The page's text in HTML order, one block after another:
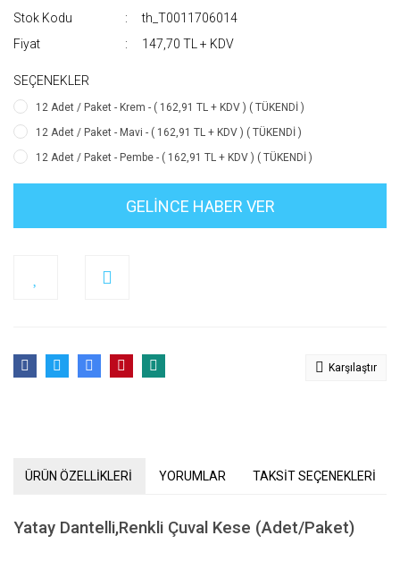
Stok Kodu
th_T0011706014
Fiyat
147,70 TL + KDV
SEÇENEKLER
12 Adet / Paket - Krem - ( 162,91 TL + KDV ) ( TÜKENDİ )
12 Adet / Paket - Mavi - ( 162,91 TL + KDV ) ( TÜKENDİ )
12 Adet / Paket - Pembe - ( 162,91 TL + KDV ) ( TÜKENDİ )
GELİNCE HABER VER
Karşılaştır
ÜRÜN ÖZELLİKLERİ YORUMLAR TAKSİT SEÇENEKLERİ
Yatay Dantelli,Renkli Çuval Kese (Adet/Paket)